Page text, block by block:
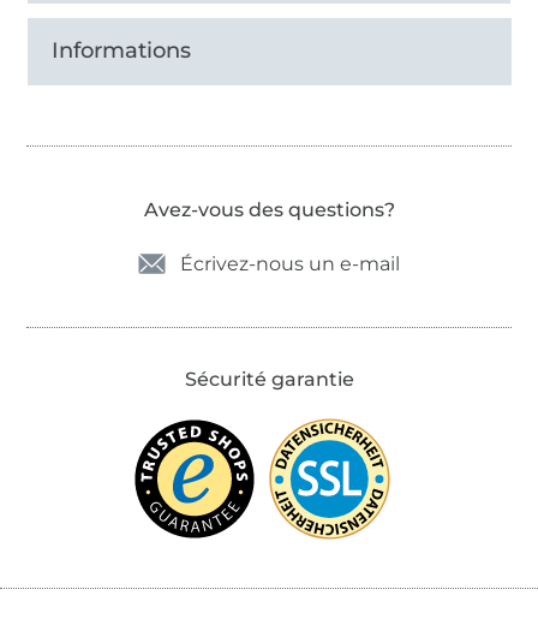
Informations
Avez-vous des questions?
Écrivez-nous un e-mail
Sécurité garantie